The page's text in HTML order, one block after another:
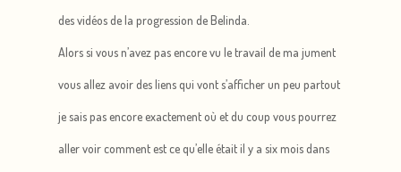
des vidéos de la progression de Belinda.
Alors si vous n’avez pas encore vu le travail de ma jument
vous allez avoir des liens qui vont s’afficher un peu partout
je sais pas encore exactement où et du coup vous pourrez
aller voir comment est ce qu’elle était il y a six mois dans